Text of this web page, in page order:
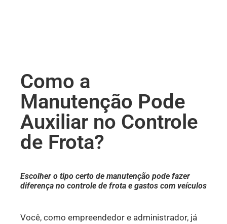
Como a
Manutenção Pode
Auxiliar no Controle
de Frota?
Escolher o tipo certo de manutenção pode fazer
diferença no controle de frota e gastos com veículos
Você, como empreendedor e administrador, já